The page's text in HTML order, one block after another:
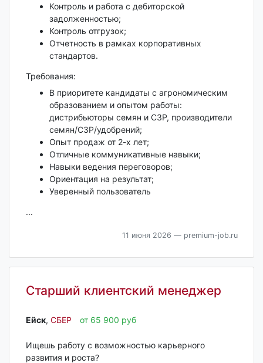
Контроль и работа с дебиторской
задолженностью;
Контроль отгрузок;
Отчетность в рамках корпоративных
стандартов.
Требования:
В приоритете кандидаты с агрономическим
образованием и опытом работы:
дистрибьюторы семян и СЗР, производители
семян/СЗР/удобрений;
Опыт продаж от 2-х лет;
Отличные коммуникативные навыки;
Навыки ведения переговоров;
Ориентация на результат;
Уверенный пользователь
...
11 июня 2026 — premium-job.ru
Старший клиентский менеджер
Ейск‎, СБЕР от 65 900 руб
Ищешь работу с возможностью карьерного
развития и роста?